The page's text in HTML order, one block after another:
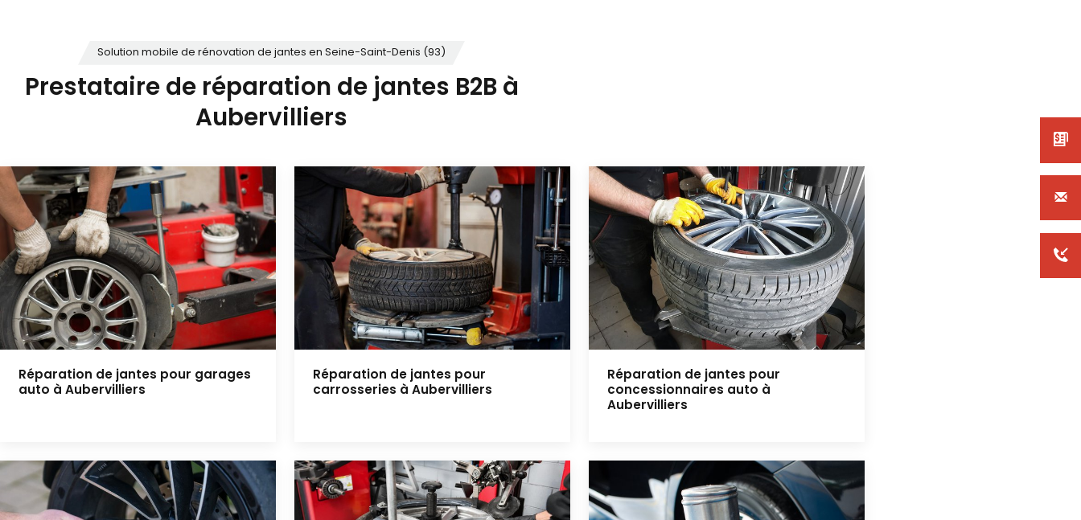
Prestataire de réparation de jantes B2B à
Aubervilliers
Solution mobile de rénovation de jantes en Seine-Saint-Denis (93)
Réparation de jantes pour garages
auto à Aubervilliers
Réparation de jantes pour
carrosseries à Aubervilliers
Réparation de jantes pour
concessionnaires auto à
Aubervilliers